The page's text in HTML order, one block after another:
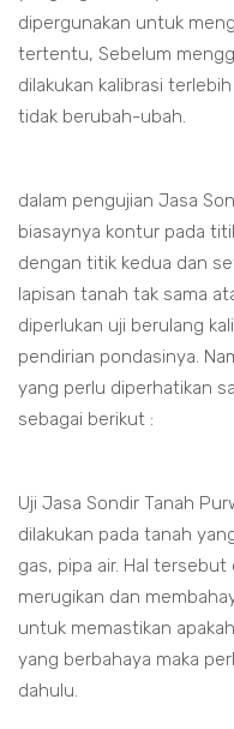
dipergunakan untuk
tertentu, Sebelum
dilakukan kalibrasi
tidak berubah-ubah.
dalam pengujian Jasa
biasaynya kontur pada
dengan titik kedua dan
lapisan tanah tak sama
diperlukan uji berulang
pendirian pondasinya.
yang perlu diperhatikan
sebagai berikut :
Uji Jasa Sondir Tanah
dilakukan pada tanah
gas, pipa air. Hal
merugikan dan
untuk memastikan
yang berbahaya maka
dahulu.